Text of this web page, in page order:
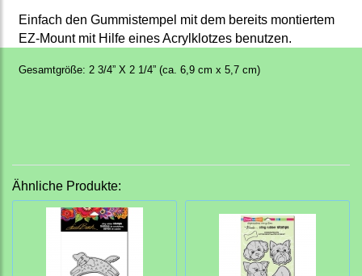
Einfach den Gummistempel mit dem bereits montiertem
EZ-Mount mit Hilfe eines Acrylklotzes benutzen.
Gesamtgröße: 2 3/4” X 2 1/4” (ca. 6,9 cm x 5,7 cm)
Ähnliche Produkte: